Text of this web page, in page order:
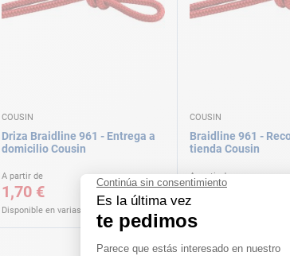
COUSIN
Driza Braidline 961 - Entrega a
domicilio Cousin
A partir de
1,70 €
Disponible en varias versiones
COUSIN
Braidline 961 -
tienda Cousin
A partir de
1,70 €